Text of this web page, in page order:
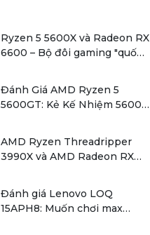
Ryzen 5 5600X và Radeon RX
6600 – Bộ đôi gaming "quốc
Đánh Giá AMD Ryzen 5
5600GT: Kẻ Kế Nhiệm 5600G
AMD Ryzen Threadripper
3990X và AMD Radeon RX
cơm cho người dùng làm đồ
hoạ chuyên nghiệp
Đánh giá Lenovo LOQ
15APH8: Muốn chơi max